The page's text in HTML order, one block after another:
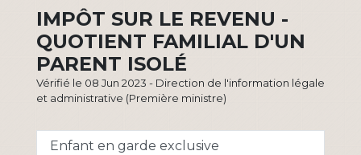
IMPÔT SUR LE REVENU -
QUOTIENT FAMILIAL D'UN
PARENT ISOLÉ
Vérifié le 08 Jun 2023 - Direction de l'information légale
et administrative (Première ministre)
Enfant en garde exclusive